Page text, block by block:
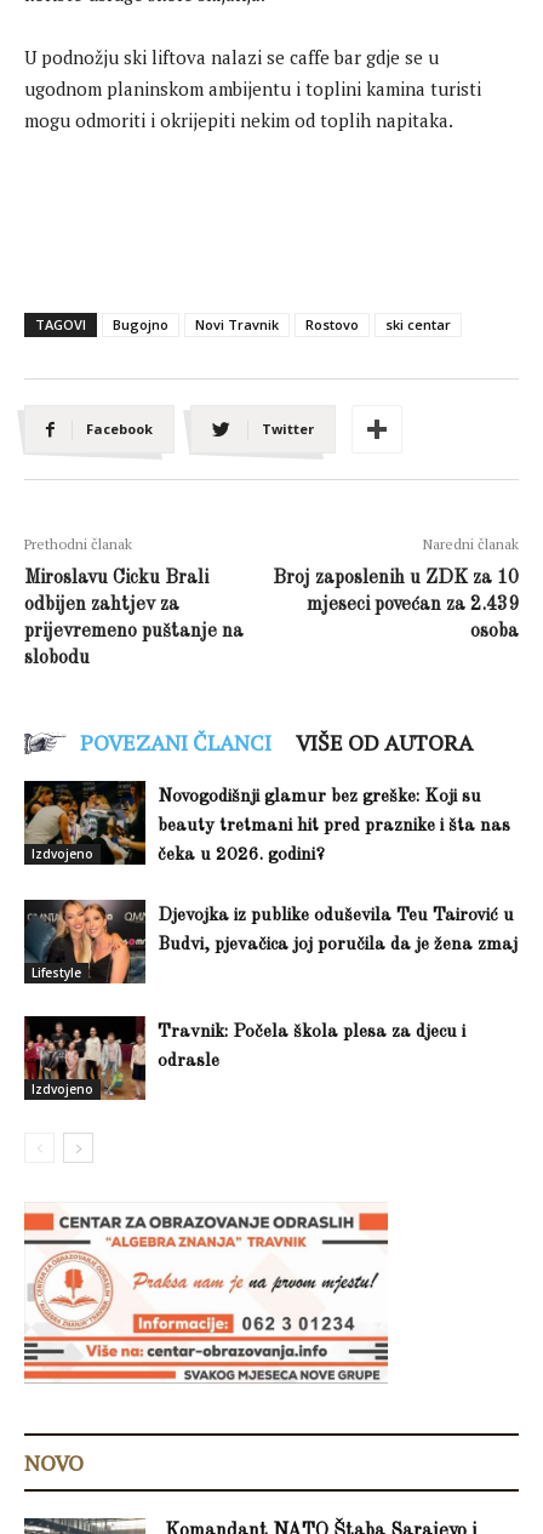
U podnožju ski liftova nalazi se caffe bar gdje se u
ugodnom planinskom ambijentu i toplini kamina turisti
mogu odmoriti i okrijepiti nekim od toplih napitaka.
TAGOVI Bugojno Novi Travnik Rostovo ski centar
Facebook Twitter
Prethodni članak
Miroslavu Cicku Brali
odbijen zahtjev za
prijevremeno puštanje na
slobodu
Naredni članak
Broj zaposlenih u ZDK za 10
mjeseci povećan za 2.439
osoba
POVEZANI ČLANCI VIŠE OD AUTORA
Izdvojeno
Novogodišnji glamur bez greške: Koji su
beauty tretmani hit pred praznike i šta nas
čeka u 2026. godini?
Lifestyle
Djevojka iz publike oduševila Teu Tairović u
Budvi, pjevačica joj poručila da je žena zmaj
Izdvojeno
Travnik: Počela škola plesa za djecu i
odrasle
NOVO